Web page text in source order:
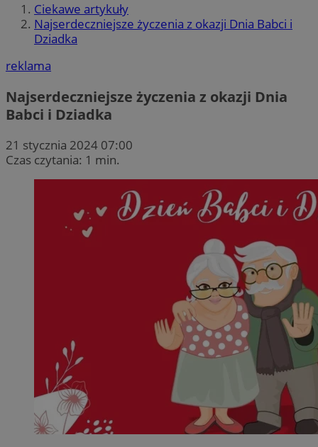
Ciekawe artykuły
Najserdeczniejsze życzenia z okazji Dnia Babci i
Dziadka
reklama
Najserdeczniejsze życzenia z okazji Dnia
Babci i Dziadka
21 stycznia 2024 07:00
Czas czytania: 1 min.